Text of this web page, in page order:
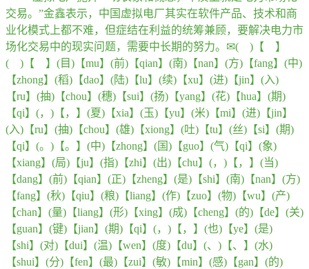
交易。”金鑫表示，中国虚拟电厂其实在软件产品、技术和商
业化模式上都不难，但症结在利益的统筹兼顾，要解决电力市
场化交易中的现实问题，需要中长期的努力。✉( )【 】
( )【 】(目)【mu】(前)【qian】(南)【nan】(方)【fang】(中)
【zhong】(稻)【dao】(陆)【lu】(续)【xu】(进)【jin】(入)
【ru】(抽)【chou】(穗)【sui】(扬)【yang】(花)【hua】(期)
【qi】(，)【，】(夏)【xia】(玉)【yu】(米)【mi】(进)【jin】
(入)【ru】(抽)【chou】(雄)【xiong】(吐)【tu】(丝)【si】(期)
【qi】(。)【。】(中)【zhong】(国)【guo】(气)【qi】(象)
【xiang】(局)【ju】(指)【zhi】(出)【chu】(，)【，】(当)
【dang】(前)【qian】(正)【zheng】(是)【shi】(南)【nan】(方)
【fang】(秋)【qiu】(粮)【liang】(作)【zuo】(物)【wu】(产)
【chan】(量)【liang】(形)【xing】(成)【cheng】(的)【de】(关)
【guan】(键)【jian】(期)【qi】(，)【，】(也)【ye】(是)
【shi】(对)【dui】(温)【wen】(度)【du】(、)【、】(水)
【shui】(分)【fen】(最)【zui】(敏)【min】(感)【gan】(的)